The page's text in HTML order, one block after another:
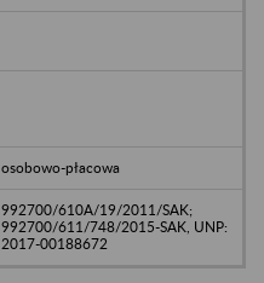
osobowo-płacowa
992700/610A/19/2011/SAK;
992700/611/748/2015-SAK, UNP:
2017-00188672